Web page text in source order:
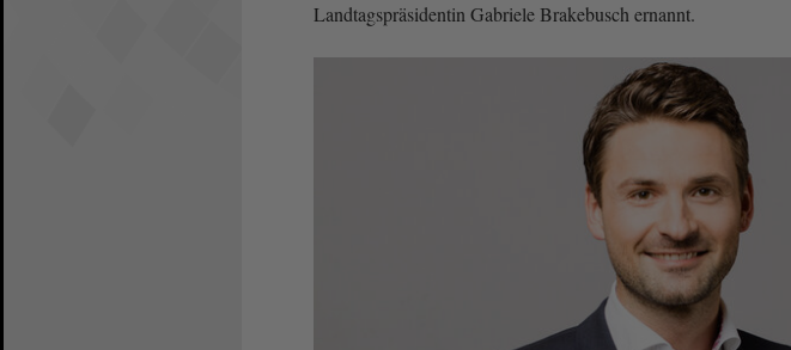
Landtagspräsidentin Gabriele Brakebusch ernannt.